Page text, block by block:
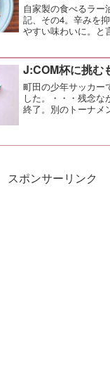
自家製の食べるラー
記、その4。辛みを
やすい味わいに。と
J:COM杯に挑む
町田の少年サッカー
した。・・・残念な
終了。別のトーナメ
は集中力や気分を
のだと痛感したよ。
スポンサーリンク